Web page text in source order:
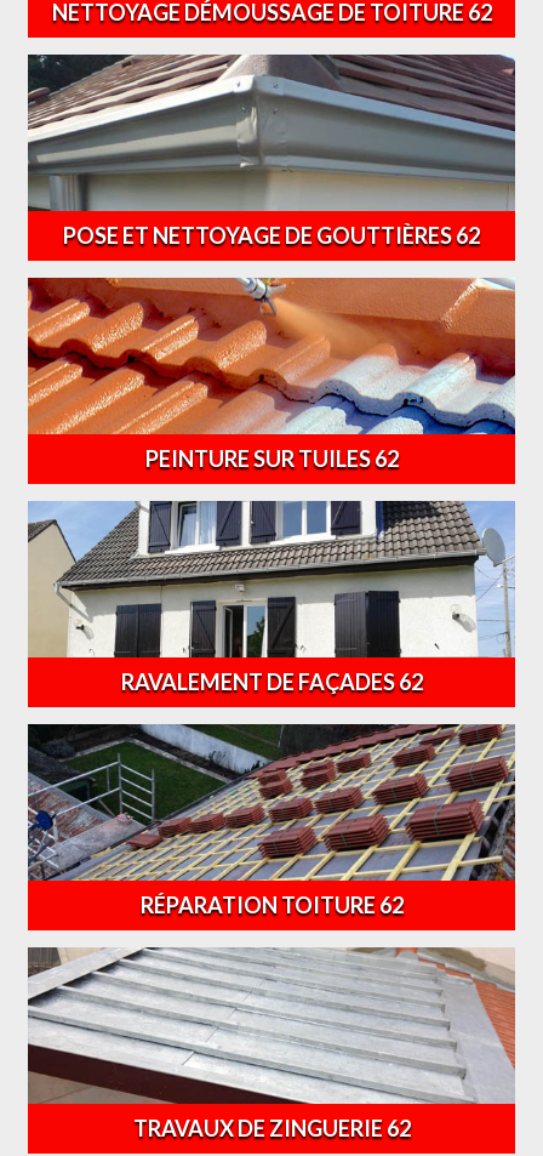
NETTOYAGE DÉMOUSSAGE DE TOITURE 62
POSE ET NETTOYAGE DE GOUTTIÈRES 62
PEINTURE SUR TUILES 62
RAVALEMENT DE FAÇADES 62
RÉPARATION TOITURE 62
TRAVAUX DE ZINGUERIE 62